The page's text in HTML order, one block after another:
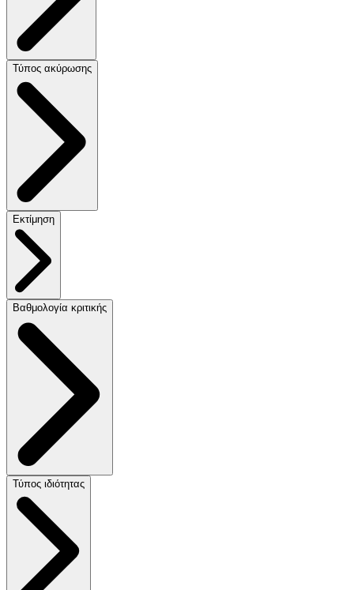
Τύπος ακύρωσης
Εκτίμηση
Βαθμολογία κριτικής
Τύπος ιδιότητας